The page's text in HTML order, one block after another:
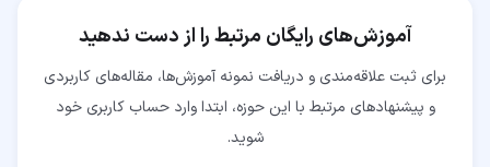
آموزش‌های رایگان مرتبط را از دست ندهید
برای ثبت علاقه‌مندی و دریافت نمونه آموزش‌ها، مقاله‌های کاربردی
و پیشنهادهای مرتبط با این حوزه، ابتدا وارد حساب کاربری خود
شوید.